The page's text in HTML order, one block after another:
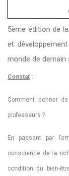
5ème édition de
et
monde de demain
Constat :
Comment donner
professeurs ?
En passant par
conscience de la
condition du bien-